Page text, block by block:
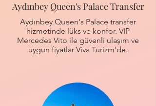
Aydınbey Queen's Palace Transfer
Aydınbey Queen's Palace transfer
hizmetinde lüks ve konfor. VIP
Mercedes Vito ile güvenli ulaşım ve
uygun fiyatlar Viva Turizm'de.